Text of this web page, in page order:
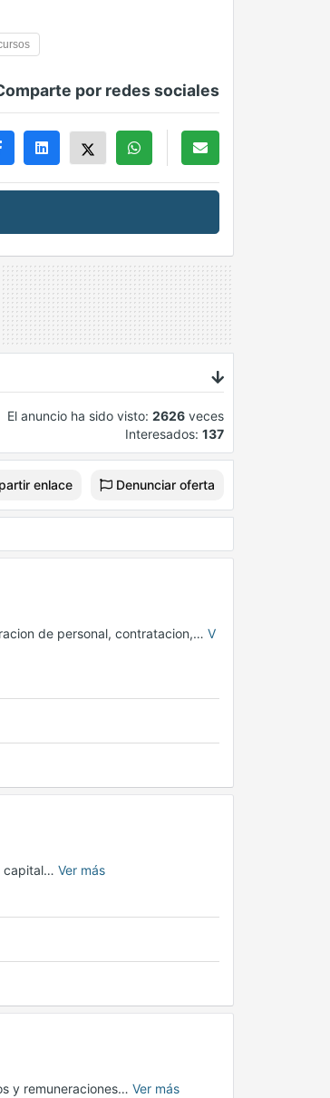
por redes sociales
El anuncio ha sido visto: 2626 veces
Interesados: 137
enlace Denunciar oferta
de personal, contratacion,… V
capital… Ver más
y remuneraciones… Ver más